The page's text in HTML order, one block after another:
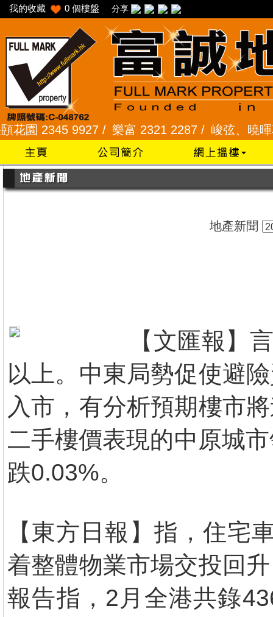
我的收藏 0 個樓盤 分享
2345 9927 /樂富 2321 2287 / 峻弦、曉暉花
地產新聞
【文匯報】
以上。中東局勢促使避
入市，有分析預期樓市
二手樓價表現的中原城
跌0.03%。
【東方日報】指，住宅
着整體物業市場交投回
報告指，2月全港共錄